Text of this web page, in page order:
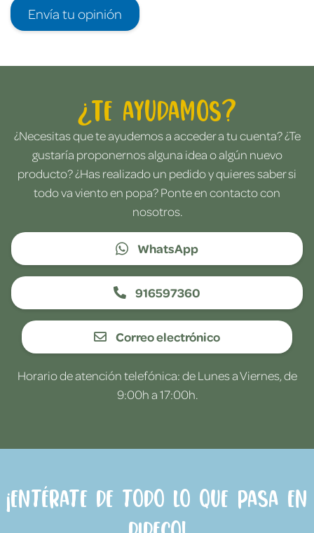
Envía tu opinión
¿Te ayudamos?
¿Necesitas que te ayudemos a acceder a tu cuenta? ¿Te
gustaría proponernos alguna idea o algún nuevo
producto? ¿Has realizado un pedido y quieres saber si
todo va viento en popa? Ponte en contacto con
nosotros.
WhatsApp
916597360
Correo electrónico
Horario de atención telefónica: de Lunes a Viernes, de
9:00h a 17:00h.
¡Entérate de todo lo que pasa en